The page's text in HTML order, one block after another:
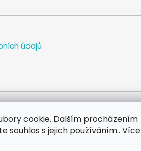
cookie. Dalším procházením
souhlas s jejich používáním.. Více
údajů
WEB FACEBOOK INSTAGRAM YOUTUBE